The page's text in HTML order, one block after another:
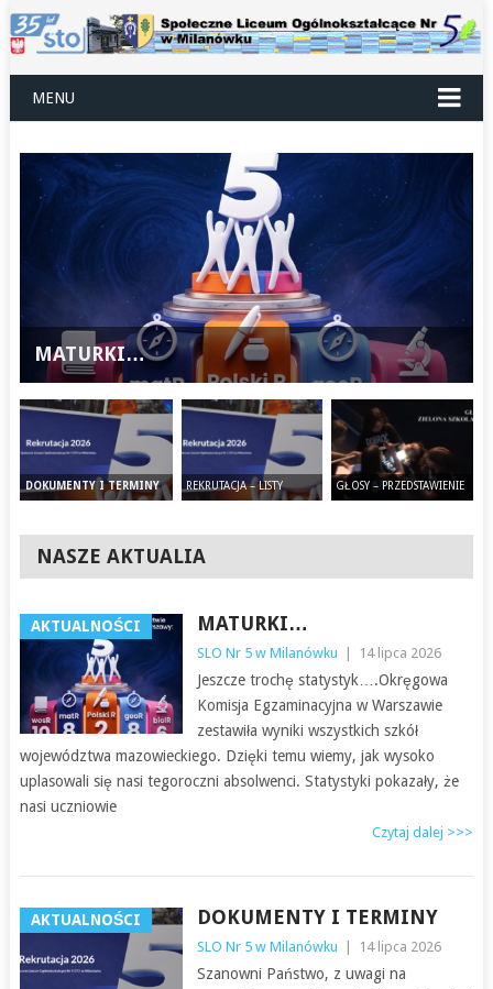
MENU
MATURKI…
DOKUMENTY I TERMINY GŁOSY – PRZEDSTAWIENIE
REKRUTACJA – LISTY
NASZE AKTUALIA
AKTUALNOŚCI MATURKI…
SLO Nr 5 w Milanówku | 14 lipca 2026
Jeszcze trochę statystyk….Okręgowa
Komisja Egzaminacyjna w Warszawie
zestawiła wyniki wszystkich szkół
województwa mazowieckiego. Dzięki temu wiemy, jak wysoko
uplasowali się nasi tegoroczni absolwenci. Statystyki pokazały, że
nasi uczniowie
Czytaj dalej >>>
AKTUALNOŚCI DOKUMENTY I TERMINY
SLO Nr 5 w Milanówku | 14 lipca 2026
Szanowni Państwo, z uwagi na